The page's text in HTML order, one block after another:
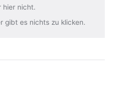
hier nicht.
gibt es nichts zu klicken.